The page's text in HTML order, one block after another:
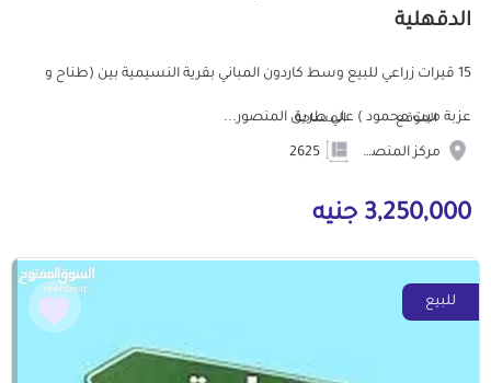
الدقهلية
15 قيرات زراعي للبيع وسط كاردون المباني بقرية النسيمية بين (طناح و
عزبة ميت محمود ) علي طريق المنصور...
الموقع
مركز المنصورة
المساحة
3,250,000 جنيه
للبيع